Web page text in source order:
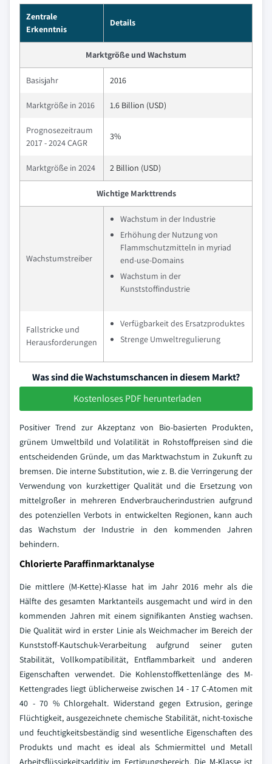
Zentrale
Erkenntnis
Details
Marktgröße und Wachstum
Basisjahr 2016
Marktgröße in 2016 1.6 Billion (USD)
Prognosezeitraum
2017 - 2024 CAGR
3%
Marktgröße in 2024 2 Billion (USD)
Wichtige Markttrends
Wachstumstreiber
Wachstum in der Industrie
Erhöhung der Nutzung von
Flammschutzmitteln in myriad
end-use-Domains
Wachstum in der
Kunststoffindustrie
Fallstricke und
Herausforderungen
Verfügbarkeit des Ersatzproduktes
Strenge Umweltregulierung
Was sind die Wachstumschancen in diesem Markt?
Kostenloses PDF herunterladen
Positiver Trend zur Akzeptanz von Bio-basierten Produkten,
grünem Umweltbild und Volatilität in Rohstoffpreisen sind die
entscheidenden Gründe, um das Marktwachstum in Zukunft zu
bremsen. Die interne Substitution, wie z. B. die Verringerung der
Verwendung von kurzkettiger Qualität und die Ersetzung von
mittelgroßer in mehreren Endverbraucherindustrien aufgrund
des potenziellen Verbots in entwickelten Regionen, kann auch
das Wachstum der Industrie in den kommenden Jahren
behindern.
Chlorierte Paraffinmarktanalyse
Die mittlere (M-Kette)-Klasse hat im Jahr 2016 mehr als die
Hälfte des gesamten Marktanteils ausgemacht und wird in den
kommenden Jahren mit einem signifikanten Anstieg wachsen.
Die Qualität wird in erster Linie als Weichmacher im Bereich der
Kunststoff-Kautschuk-Verarbeitung aufgrund seiner guten
Stabilität, Vollkompatibilität, Entflammbarkeit und anderen
Eigenschaften verwendet. Die Kohlenstoffkettenlänge des M-
Kettengrades liegt üblicherweise zwischen 14 - 17 C-Atomen mit
40 - 70 % Chlorgehalt. Widerstand gegen Extrusion, geringe
Flüchtigkeit, ausgezeichnete chemische Stabilität, nicht-toxische
und feuchtigkeitsbeständig sind wesentliche Eigenschaften des
Produkts und macht es ideal als Schmiermittel und Metall
Arbeitsflüssigkeitsadditiv im Fertigungsbereich. Die M-Klasse ist